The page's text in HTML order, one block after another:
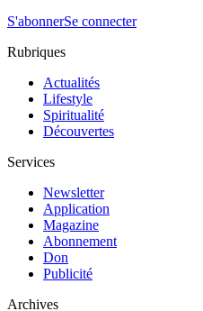
S'abonnerSe connecter
Rubriques
Actualités
Lifestyle
Spiritualité
Découvertes
Services
Newsletter
Application
Magazine
Abonnement
Don
Publicité
Archives